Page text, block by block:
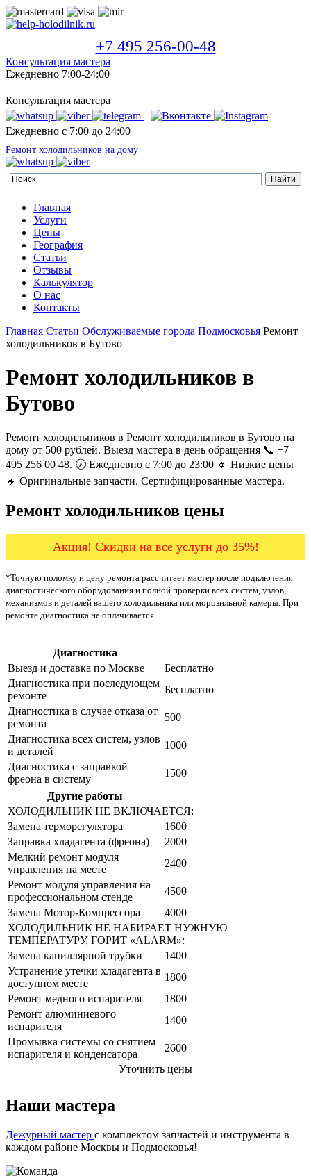
+7 495 256-00-48
Консультация мастера
Ежедневно 7:00-24:00
Консультация мастера
Ежедневно с 7:00 до 24:00
Ремонт холодильников на дому
Главная
Услуги
Цены
География
Статьи
Отзывы
Калькулятор
О нас
Контакты
Главная Статьи Обслуживаемые города Подмосковья Ремонт
холодильников в Бутово
Ремонт холодильников в
Бутово
Ремонт холодильников в Ремонт холодильников в Бутово на
дому от 500 рублей. Выезд мастера в день обращения 📞 +7
495 256 00 48. 🕖 Ежедневно с 7:00 до 23:00 🔸 Низкие цены
🔸 Оригинальные запчасти. Сертифицированные мастера.
Ремонт холодильников цены
Акция! Скидки на все услуги до 35%!
*Точную поломку и цену ремонта рассчитает мастер после подключения
диагностического оборудования и полной проверки всех систем, узлов,
механизмов и деталей вашего холодильника или морозильной камеры. При
ремонте диагностика не оплачивается.
Диагностика
Выезд и доставка по Москве
Бесплатно
Диагностика при последующем
ремонте
Бесплатно
Диагностика в случае отказа от
ремонта
500
Диагностика всех систем, узлов
и деталей
1000
Диагностика с заправкой
фреона в систему
1500
Другие работы
ХОЛОДИЛЬНИК НЕ ВКЛЮЧАЕТСЯ:
Замена терморегулятора
1600
Заправка хладагента (фреона)
2000
Мелкий ремонт модуля
управления на месте
2400
Ремонт модуля управления на
профессиональном стенде
4500
Замена Мотор-Компрессора
4000
ХОЛОДИЛЬНИК НЕ НАБИРАЕТ НУЖНУЮ
ТЕМПЕРАТУРУ, ГОРИТ «ALARM»:
Замена капиллярной трубки
1400
Устранение утечки хладагента в
доступном месте
1800
Ремонт медного испарителя
1800
Ремонт алюминиевого
испарителя
1400
Промывка системы со снятием
испарителя и конденсатора
2600
Уточнить цены
Наши мастера
Дежурный мастер с комплектом запчастей и инструмента в
каждом районе Москвы и Подмосковья!